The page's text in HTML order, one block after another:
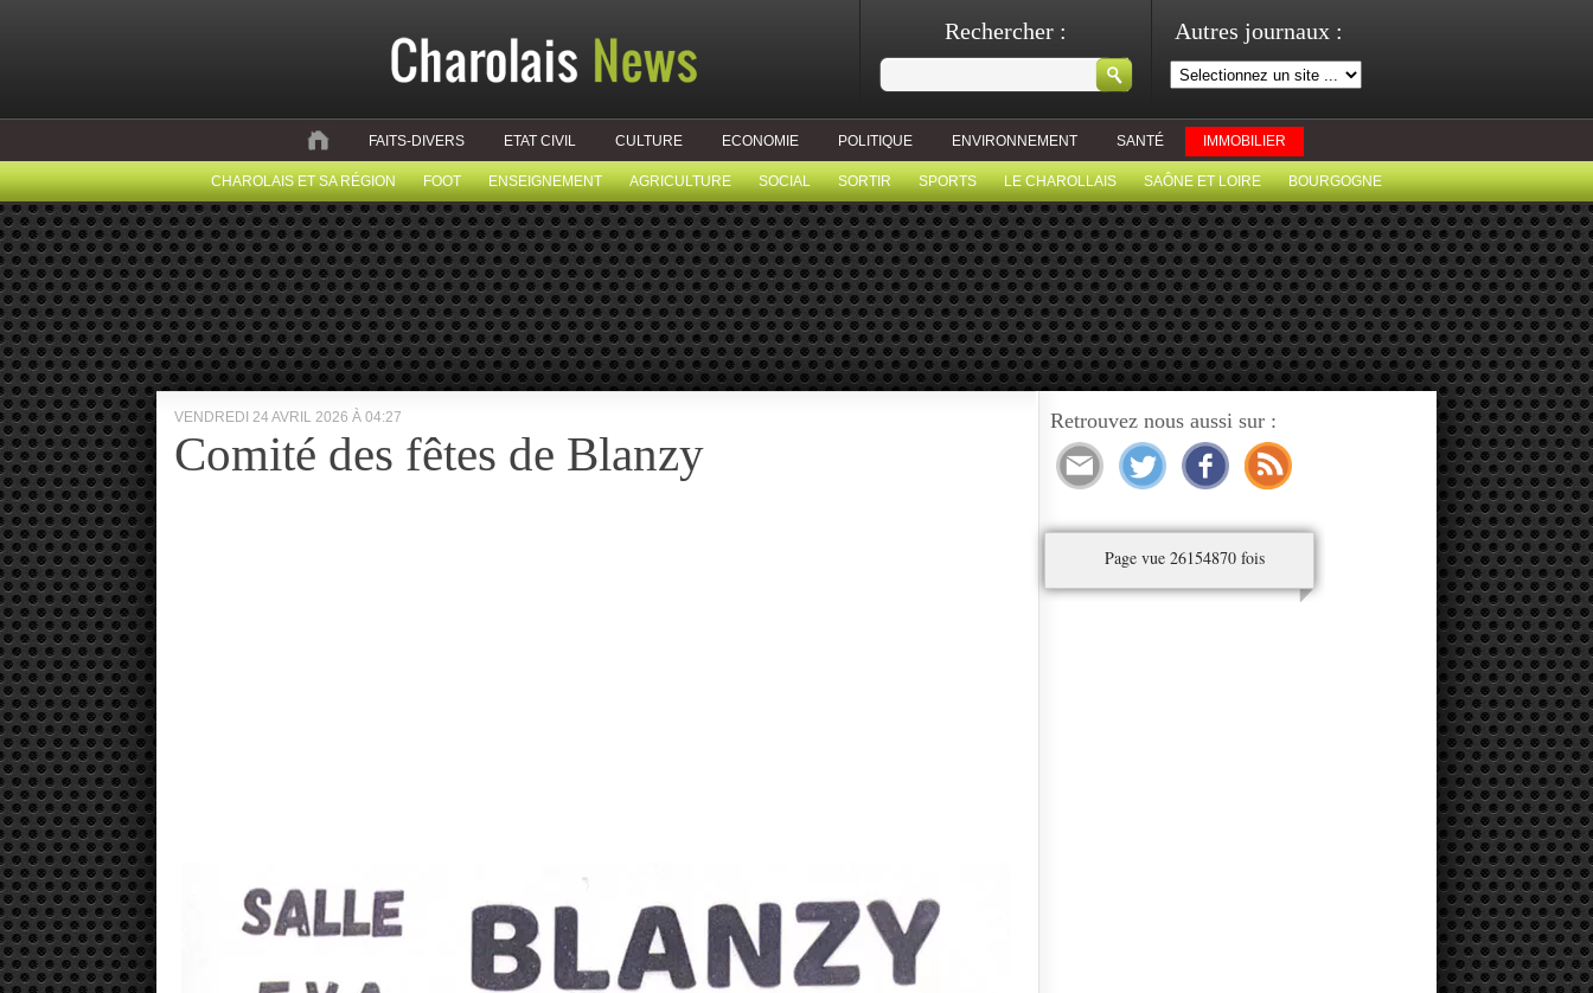
Autres journaux :
Rechercher :
FAITS-DIVERS ETAT CIVIL CULTURE ECONOMIE POLITIQUE ENVIRONNEMENT SANTÉ IMMOBILIER
CHAROLAIS ET SA RÉGION FOOT ENSEIGNEMENT AGRICULTURE SOCIAL SORTIR SPORTS LE CHAROLLAIS SAÔNE ET LOIRE BOURGOGNE
VENDREDI 24 AVRIL 2026 À 04:27
Comité des fêtes de Blanzy
Retrouvez nous aussi sur :
Page vue 26154870 fois